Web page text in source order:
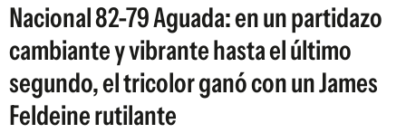
Nacional 82-79 Aguada: en un partidazo
cambiante y vibrante hasta el último
segundo, el tricolor ganó con un James
Feldeine rutilante